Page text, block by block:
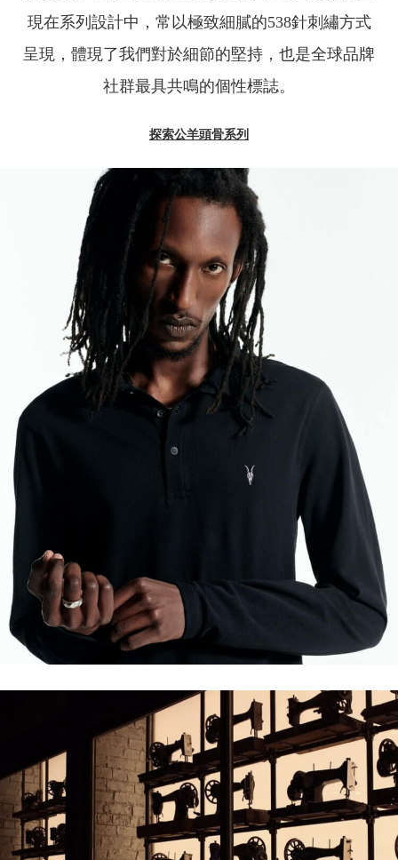
現在系列設計中，常以極致細膩的538針刺繡方式
呈現，體現了我們對於細節的堅持，也是全球品牌
社群最具共鳴的個性標誌。
探索公羊頭骨系列